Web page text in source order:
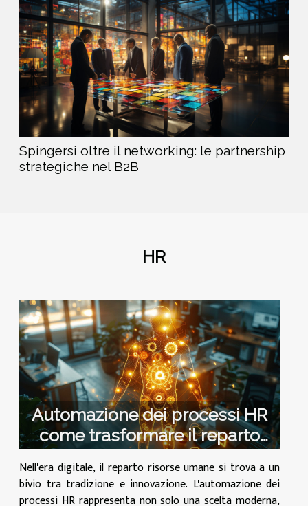
Spingersi oltre il networking: le partnership
strategiche nel B2B
HR
Automazione dei processi HR
come trasformare il reparto
risorse umane
Nell'era digitale, il reparto risorse umane si trova a un
bivio tra tradizione e innovazione. L'automazione dei
processi HR rappresenta non solo una scelta moderna,